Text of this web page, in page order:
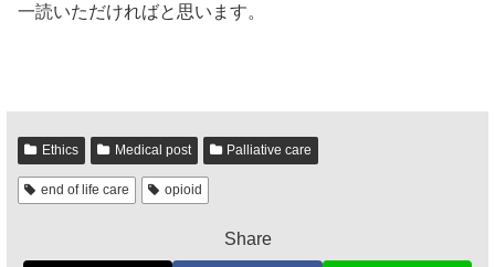
一読いただければと思います。
Ethics Medical post Palliative care
end of life care opioid
Share